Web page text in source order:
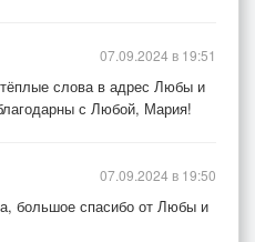
слова в адрес Любы и
с Любой, Мария!
07.09.2024 в 19:51
большое спасибо от Любы и
07.09.2024 в 19:50